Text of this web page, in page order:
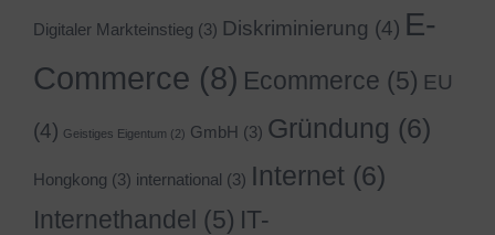
Digitaler Markteinstieg (3) Diskriminierung (4) E-
Commerce (8) Ecommerce (5) EU
(4) Geistiges Eigentum (2) GmbH (3) Gründung (6)
Hongkong (3) international (3) Internet (6)
Internethandel (5) IT-